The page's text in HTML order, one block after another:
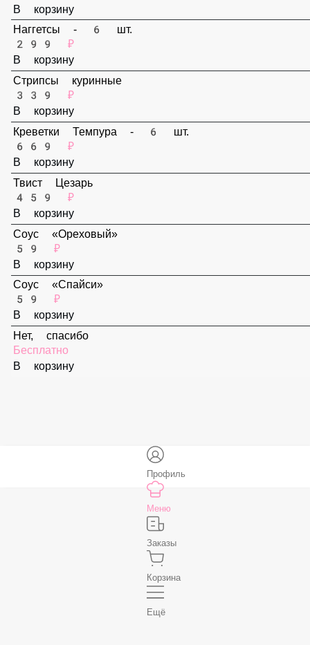
Картофель фри маленький
159 ₽
В корзину
Наггетсы - 6 шт.
299 ₽
В корзину
Стрипсы куринные
339 ₽
В корзину
Креветки Темпура - 6 шт.
669 ₽
В корзину
Твист Цезарь
459 ₽
В корзину
Соус «Ореховый»
59 ₽
В корзину
Профиль
Меню